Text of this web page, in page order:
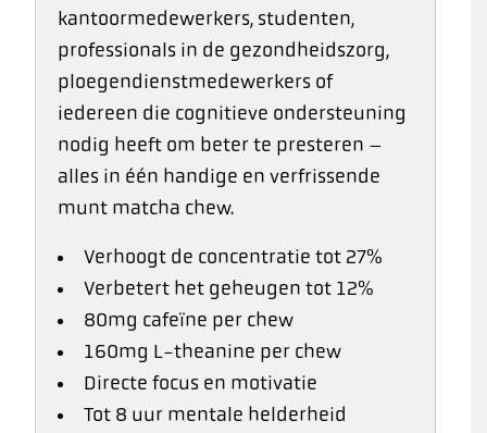
kantoormedewerkers, studenten,
professionals in de gezondheidszorg,
ploegendienstmedewerkers of
iedereen die cognitieve ondersteuning
nodig heeft om beter te presteren –
alles in één handige en verfrissende
munt matcha chew.
Verhoogt de concentratie tot 27%
Verbetert het geheugen tot 12%
80mg cafeïne per chew
160mg L-theanine per chew
Directe focus en motivatie
Tot 8 uur mentale helderheid